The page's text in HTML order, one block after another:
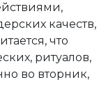
качеств,
что
ритуалов,
во вторник,